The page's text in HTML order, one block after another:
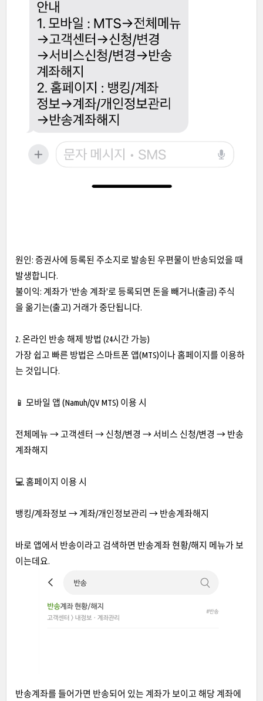
원인: 증권사에 등록된 주소지로 발송된 우편물이 반송되었을 때
발생합니다.
불이익: 계좌가 '반송 계좌'로 등록되면 돈을 빼거나(출금) 주식
을 옮기는(출고) 거래가 중단됩니다.
2. 온라인 반송 해제 방법 (24시간 가능)
가장 쉽고 빠른 방법은 스마트폰 앱(MTS)이나 홈페이지를 이용하
는 것입니다.
📱 모바일 앱 (Namuh/QV MTS) 이용 시
전체메뉴 → 고객센터 → 신청/변경 → 서비스 신청/변경 → 반송
계좌해지
💻 홈페이지 이용 시
뱅킹/계좌정보 → 계좌/개인정보관리 → 반송계좌해지
바로 앱에서 반송이라고 검색하면 반송계좌 현황/해지 메뉴가 보
이는데요.
반송계좌를 들어가면 반송되어 있는 계좌가 보이고 해당 계좌에